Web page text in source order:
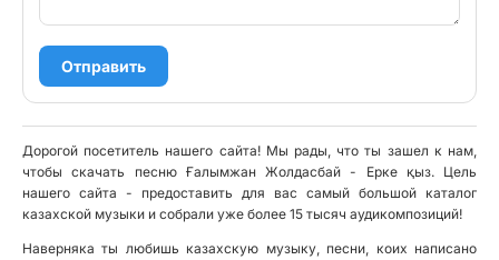
Отправить
Дорогой посетитель нашего сайта! Мы рады, что ты зашел к нам,
чтобы скачать песню Ғалымжан Жолдасбай - Ерке қыз. Цель
нашего сайта - предоставить для вас самый большой каталог
казахской музыки и собрали уже более 15 тысяч аудикомпозиций!
Наверняка ты любишь казахскую музыку, песни, коих написано